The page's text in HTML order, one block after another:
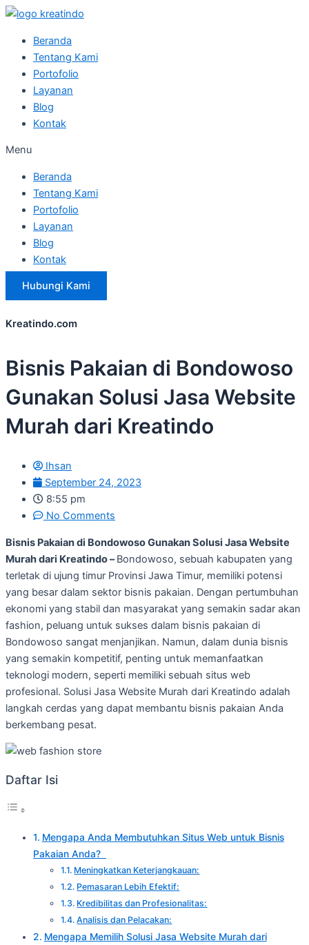
Skip
contentBeranda
Tentang Kami
Portofolio
Layanan
Blog
Kontak
Menu
Beranda
Tentang Kami
Portofolio
Layanan
Blog
Kontak
Hubungi Kami
Kreatindo.com
Bisnis Pakaian di Bondowoso
Gunakan Solusi Jasa Website
Murah dari Kreatindo
Ihsan
September 24, 2023
8:55 pm
No Comments
Bisnis Pakaian di Bondowoso Gunakan Solusi Jasa Website
Murah dari Kreatindo –Bondowoso, sebuah kabupaten yang
terletak di ujung timur Provinsi Jawa Timur, memiliki potensi
yang besar dalam sektor bisnis pakaian. Dengan pertumbuhan
ekonomi yang stabil dan masyarakat yang semakin sadar akan
fashion, peluang untuk sukses dalam bisnis pakaian di
Bondowoso sangat menjanjikan. Namun, dalam dunia bisnis
yang semakin kompetitif, penting untuk memanfaatkan
teknologi modern, seperti memiliki sebuah situs web
profesional. Solusi Jasa Website Murah dari Kreatindo adalah
langkah cerdas yang dapat membantu bisnis pakaian Anda
berkembang pesat.
Daftar Isi
Mengapa Anda Membutuhkan Situs Web untuk Bisnis
Pakaian Anda?
Meningkatkan Keterjangkauan:
Pemasaran Lebih Efektif:
Kredibilitas dan Profesionalitas:
Analisis dan Pelacakan:
Mengapa Memilih Solusi Jasa Website Murah dari